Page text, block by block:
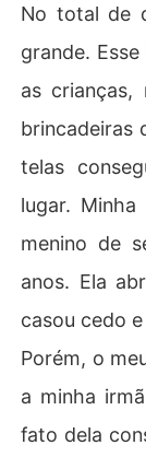
No total de
grande.
as crianças,
brincadeiras
telas
lugar.
menino de
anos. Ela
casou cedo
Porém, o
a minha
fato dela